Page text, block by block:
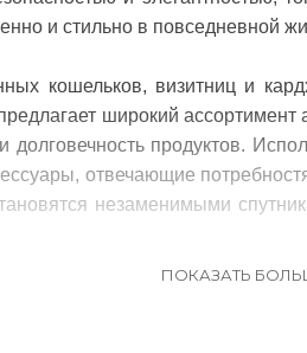
и стильно в повседневной
кошельков, визитниц и
широкий ассортимент
долговечность продуктов.
отвечающие
незаменимыми
ПОКАЗАТЬ